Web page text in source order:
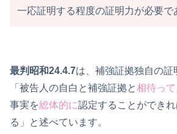
一応証明する程度の証明力が必要で
最判昭和24.4.7は、補強証拠独自の証
「被告人の自白と補強証拠と相待って
事実を総体的に認定することができ
る」と述べています。